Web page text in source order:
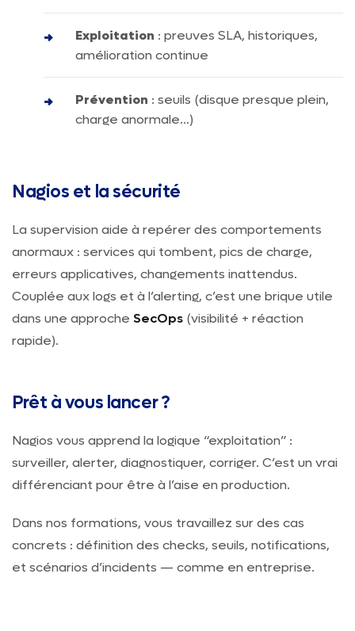
Exploitation : preuves SLA, historiques,
amélioration continue
Prévention : seuils (disque presque plein,
charge anormale…)
Nagios et la sécurité
La supervision aide à repérer des comportements
anormaux : services qui tombent, pics de charge,
erreurs applicatives, changements inattendus.
Couplée aux logs et à l’alerting, c’est une brique utile
dans une approche SecOps (visibilité + réaction
rapide).
Prêt à vous lancer ?
Nagios vous apprend la logique “exploitation” :
surveiller, alerter, diagnostiquer, corriger. C’est un vrai
différenciant pour être à l’aise en production.
Dans nos formations, vous travaillez sur des cas
concrets : définition des checks, seuils, notifications,
et scénarios d’incidents — comme en entreprise.